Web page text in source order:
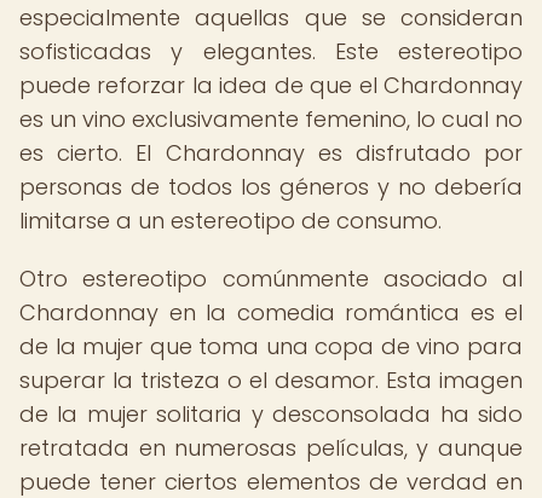
especialmente aquellas que se consideran
sofisticadas y elegantes. Este estereotipo
puede reforzar la idea de que el Chardonnay
es un vino exclusivamente femenino, lo cual no
es cierto. El Chardonnay es disfrutado por
personas de todos los géneros y no debería
limitarse a un estereotipo de consumo.
Otro estereotipo comúnmente asociado al
Chardonnay en la comedia romántica es el
de la mujer que toma una copa de vino para
superar la tristeza o el desamor. Esta imagen
de la mujer solitaria y desconsolada ha sido
retratada en numerosas películas, y aunque
puede tener ciertos elementos de verdad en